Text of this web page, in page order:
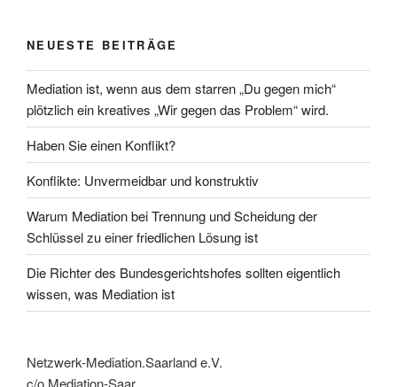
NEUESTE BEITRÄGE
Mediation ist, wenn aus dem starren „Du gegen mich“
plötzlich ein kreatives „Wir gegen das Problem“ wird.
Haben Sie einen Konflikt?
Konflikte: Unvermeidbar und konstruktiv
Warum Mediation bei Trennung und Scheidung der
Schlüssel zu einer friedlichen Lösung ist
Die Richter des Bundesgerichtshofes sollten eigentlich
wissen, was Mediation ist
Netzwerk-Mediation.Saarland e.V.
c/o Mediation-Saar